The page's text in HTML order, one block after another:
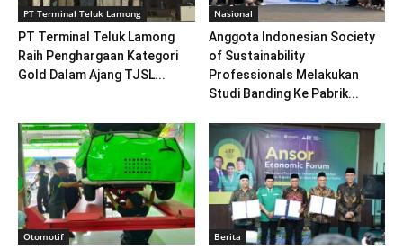
PT Terminal Teluk Lamong
PT Terminal Teluk Lamong
Raih Penghargaan Kategori
Gold Dalam Ajang TJSL...
Nasional
Anggota Indonesian Society
of Sustainability
Professionals Melakukan
Studi Banding Ke Pabrik...
Otomotif Berita